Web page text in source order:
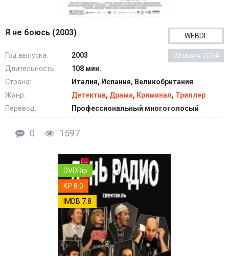
Я не боюсь (2003) WEBDL
20 июня 2024
Год выпуска:
2003
Длительность:
108 мин.
Страна:
Италия, Испания, Великобритания
Жанр:
Детектив, Драма, Криминал, Триллер
Перевод:
Профессиональный многоголосый
0 1597
DVDRip
KP 8.0
IMDB 7.8